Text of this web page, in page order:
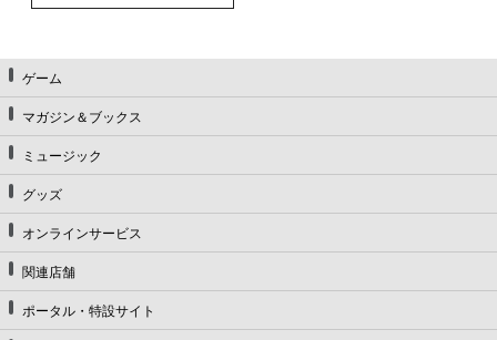
ゲーム
マガジン＆ブックス
ミュージック
グッズ
オンラインサービス
関連店舗
ポータル・特設サイト